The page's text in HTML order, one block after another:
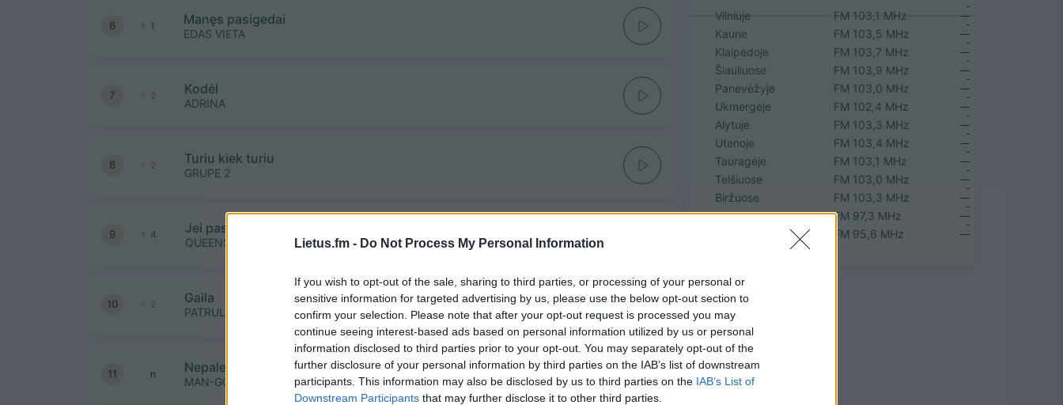
Lietus.fm - Do Not Process My Personal Information
If you wish to opt-out of the sale, sharing to third parties, or processing of your personal or
sensitive information for targeted advertising by us, please use the below opt-out section to
confirm your selection. Please note that after your opt-out request is processed you may
continue seeing interest-based ads based on personal information utilized by us or personal
information disclosed to third parties prior to your opt-out. You may separately opt-out of the
further disclosure of your personal information by third parties on the IAB’s list of downstream
participants. This information may also be disclosed by us to third parties on the IAB’s List of
Downstream Participants that may further disclose it to other third parties.
6 1 Manęs pasigedai
EDAS VIETA
7 2 Kodėl
ADRINA
8 2 Turiu kiek turiu
GRUPE 2
9 4 Jei pasakysi
QUEENS OF ROSES
10 2 Gaila
PATRULIAI
11 n Nepaleisk manęs
MAN-GO
Vilniuje
FM 103,1 MHz
Kaune
FM 103,5 MHz
Klaipėdoje
FM 103,7 MHz
Šiauliuose
FM 103,9 MHz
Panevėžyje
FM 103,0 MHz
Ukmergėje
FM 102,4 MHz
Alytuje
FM 103,3 MHz
Utenoje
FM 103,4 MHz
Tauragėje
FM 103,1 MHz
Telšiuose
FM 103,0 MHz
Biržuose
FM 103,3 MHz
Plungėje
FM 97,3 MHz
FM 95,6 MHz